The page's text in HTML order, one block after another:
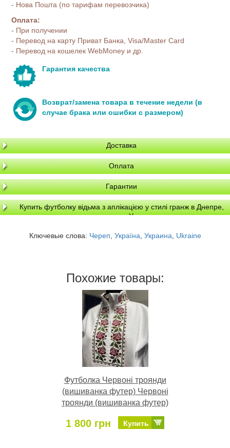
- Нова Пошта (по тарифам перевозчика)
Оплата:
- При получении
- Перевод на карту Приват Банка, Visa/Master Card
- Перевод на кошелек WebMoney и др.
Гарантия качества
Возврат/замена товара в течение недели (в
случае брака или ошибки с размером)
Доставка
Оплата
Гарантии
Купить футболку відьма з аплікацією у стилі гранж в Днепре,
доставка по Украине
Ключевые слова: Череп Україна Украина Ukraine
Похожие товары:
Футболка Червоні троянди
(вишиванка футер) Червоні
троянди (вишиванка футер)
1 800 грн Купить